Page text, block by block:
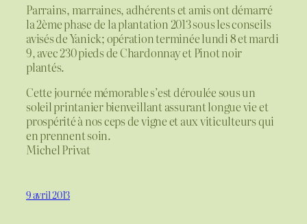
Parrains, marraines, adhérents et amis ont démarré
la 2ème phase de la plantation 2013 sous les conseils
avisés de Yanick; opération terminée lundi 8 et mardi
9, avec 230 pieds de Chardonnay et Pinot noir
plantés.
Cette journée mémorable s’est déroulée sous un
soleil printanier bienveillant assurant longue vie et
prospérité à nos ceps de vigne et aux viticulteurs qui
en prennent soin.
Michel Privat
9 avril 2013